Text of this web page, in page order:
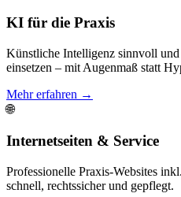
KI für die Praxis
Künstliche Intelligenz sinnvoll
einsetzen – mit Augenmaß statt
Mehr erfahren →
🌐
Internetseiten & Service
Professionelle Praxis-Websites
schnell, rechtssicher und gepflegt.